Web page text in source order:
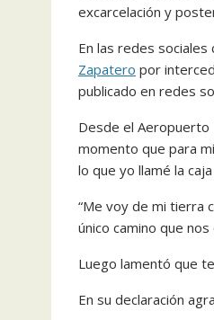
excarcelación y
En las redes
Zapatero por
publicado en redes
Desde el Aeropuerto
momento que para
lo que yo llamé la
“Me voy de mi tierra
único camino que
Luego lamentó que
En su declaración